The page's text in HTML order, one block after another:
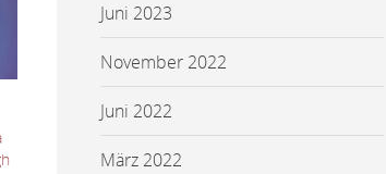
Juni 2023
November 2022
Juni 2022
März 2022